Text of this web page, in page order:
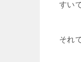
すい
それ